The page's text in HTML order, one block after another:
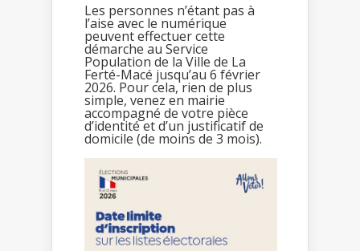
Les personnes n’étant pas à
l’aise avec le numérique
peuvent effectuer cette
démarche au Service
Population de la Ville de La
Ferté-Macé jusqu’au 6 février
2026. Pour cela, rien de plus
simple, venez en mairie
accompagné de votre pièce
d’identité et d’un justificatif de
domicile (de moins de 3 mois).